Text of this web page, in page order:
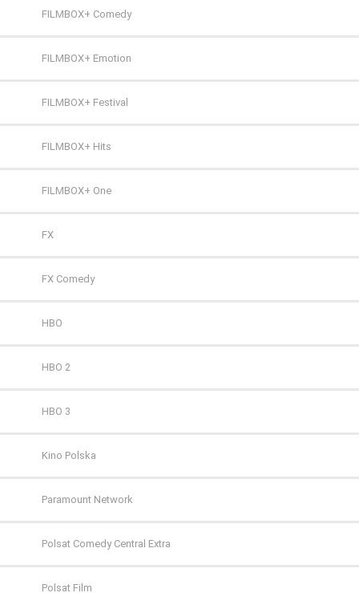
FILMBOX+ Comedy
FILMBOX+ Emotion
FILMBOX+ Festival
FILMBOX+ Hits
FILMBOX+ One
FX
FX Comedy
HBO
HBO 2
HBO 3
Kino Polska
Paramount Network
Polsat Comedy Central Extra
Polsat Film